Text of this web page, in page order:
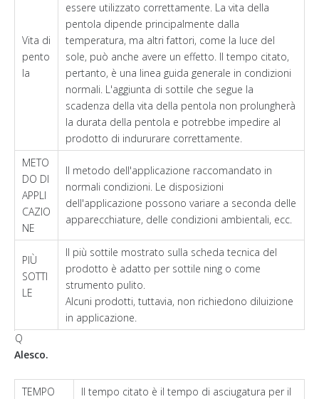
Vita di
pento
la
essere utilizzato correttamente. La vita della
pentola dipende principalmente dalla
temperatura, ma altri fattori, come la luce del
sole, può anche avere un effetto. Il tempo citato,
pertanto, è una linea guida generale in condizioni
normali. L'aggiunta di sottile che segue la
scadenza della vita della pentola non prolungherà
la durata della pentola e potrebbe impedire al
prodotto di indururare correttamente.
METO
DO DI
APPLI
CAZIO
NE
Il metodo dell'applicazione raccomandato in
normali condizioni. Le disposizioni
dell'applicazione possono variare a seconda delle
apparecchiature, delle condizioni ambientali, ecc.
PIÙ
SOTTI
LE
Il più sottile mostrato sulla scheda tecnica del
prodotto è adatto per sottile ning o come
strumento pulito.
Alcuni prodotti, tuttavia, non richiedono diluizione
in applicazione.
Q
Alesco.
TEMPO
Il tempo citato è il tempo di asciugatura per il